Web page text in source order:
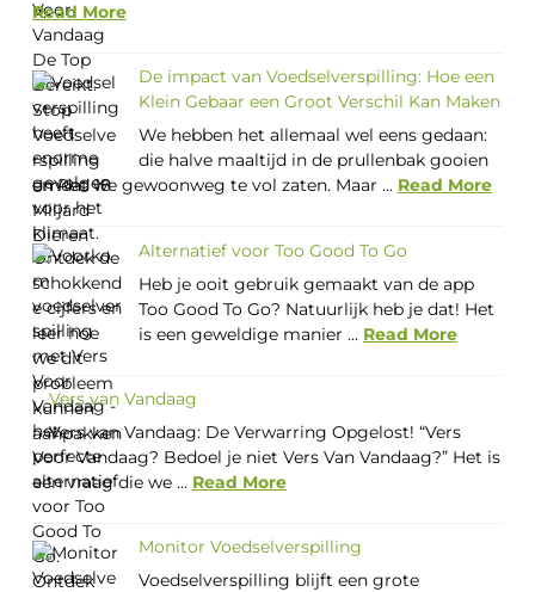
Read More
De impact van Voedselverspilling: Hoe een
Klein Gebaar een Groot Verschil Kan Maken
We hebben het allemaal wel eens gedaan:
die halve maaltijd in de prullenbak gooien
omdat we gewoonweg te vol zaten. Maar ... Read More
Alternatief voor Too Good To Go
Heb je ooit gebruik gemaakt van de app
Too Good To Go? Natuurlijk heb je dat! Het
is een geweldige manier ... Read More
Vers van Vandaag
Vers van Vandaag: De Verwarring Opgelost! “Vers
Voor Vandaag? Bedoel je niet Vers Van Vandaag?” Het is
een vraag die we ... Read More
Monitor Voedselverspilling
Voedselverspilling blijft een grote